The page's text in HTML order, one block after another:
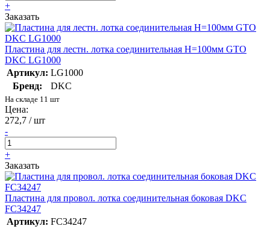
+
Заказать
Пластина для лестн. лотка соединительная H=100мм GTO
DKC LG1000
Артикул: LG1000
Бренд:
DKC
На складе 11 шт
Цена:
272,7 / шт
-
+
Заказать
Пластина для провол. лотка соединительная боковая DKC
FC34247
Артикул: FC34247